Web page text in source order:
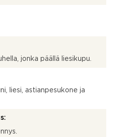
jonka päällä liesikupu.
liesi, astianpesukone ja